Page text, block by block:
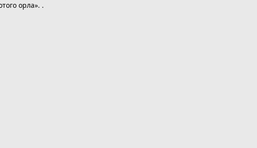
орла». .